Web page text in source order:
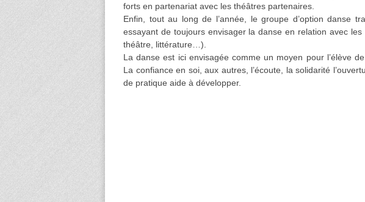
forts en partenariat avec les théâtres partenaires.
Enfin, tout au long de l’année, le groupe d’option danse
essayant de toujours envisager la danse en relation avec les
théâtre, littérature…).
La danse est ici envisagée comme un moyen pour l’élève
La confiance en soi, aux autres, l’écoute, la solidarité
de pratique aide à développer.